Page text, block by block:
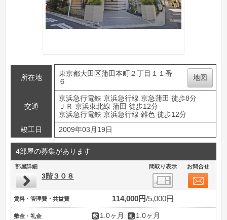
所在地
東京都大田区蒲田本町２丁目１１番
６
地図
交通
京浜急行電鉄 京浜急行線 京急蒲田 徒歩8分
ＪＲ 京浜東北線 蒲田 徒歩12分
京浜急行電鉄 京浜急行線 雑色 徒歩12分
竣工日
2009年03月19日
4部屋の募集があります
部屋詳細 間取り表示 お問合せ
3階３０８
賃料・管理費・共益費 114,000円 5,000円
敷金・礼金 1.0ヶ月 1.0ヶ月